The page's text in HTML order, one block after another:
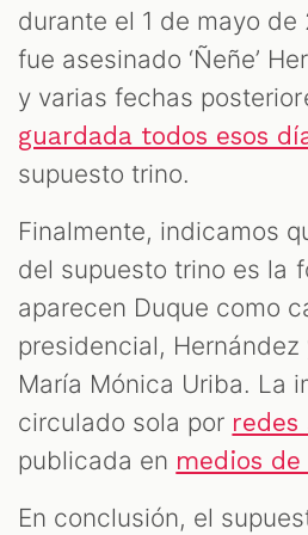
durante el 1 de mayo de
fue asesinado ‘Ñeñe’
y varias fechas
guardada todos esos
supuesto trino.
Finalmente, indicamos
del supuesto trino es la
aparecen Duque como
presidencial, Hernández
María Mónica Uriba. La
circulado sola por redes
publicada en medios
En conclusión, el